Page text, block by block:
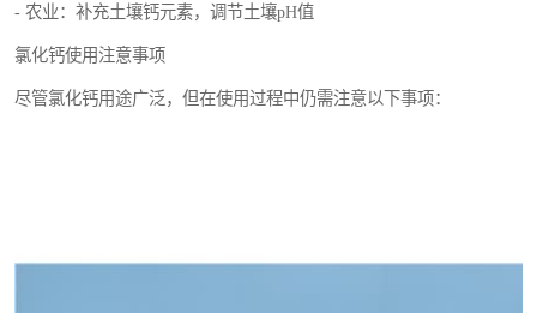
- 农业：补充土壤钙元素，调节土壤pH值
氯化钙使用注意事项
尽管氯化钙用途广泛，但在使用过程中仍需注意以下事项：